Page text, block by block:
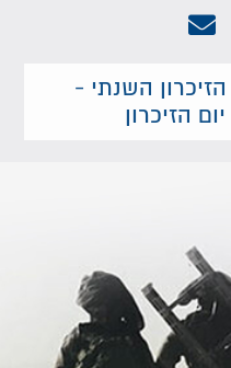
השנתי -
הזיכרון